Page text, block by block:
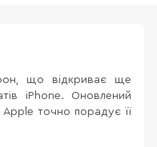
що відкриває ще
iPhone. Оновлений
Apple точно порадує її